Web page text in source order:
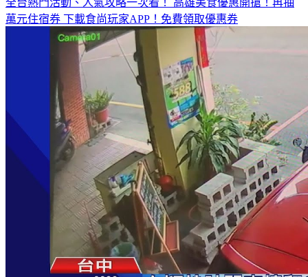
全台熱門活動、人氣攻略一次看！ 高雄美食優惠開搶！再抽
萬元住宿券 下載食尚玩家APP！免費領取優惠券